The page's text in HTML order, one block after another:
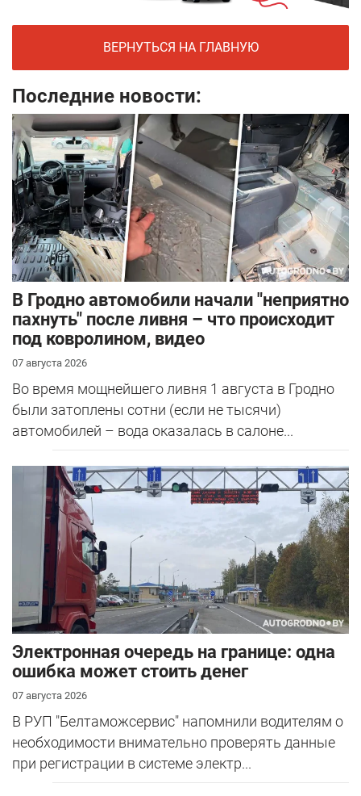
ВЕРНУТЬСЯ НА ГЛАВНУЮ
Последние новости:
В Гродно автомобили начали "неприятно
пахнуть" после ливня – что происходит
под ковролином, видео
07 августа 2026
Во время мощнейшего ливня 1 августа в Гродно
были затоплены сотни (если не тысячи)
автомобилей – вода оказалась в салоне...
Электронная очередь на границе: одна
ошибка может стоить денег
07 августа 2026
В РУП "Белтаможсервис" напомнили водителям о
необходимости внимательно проверять данные
при регистрации в системе электр...